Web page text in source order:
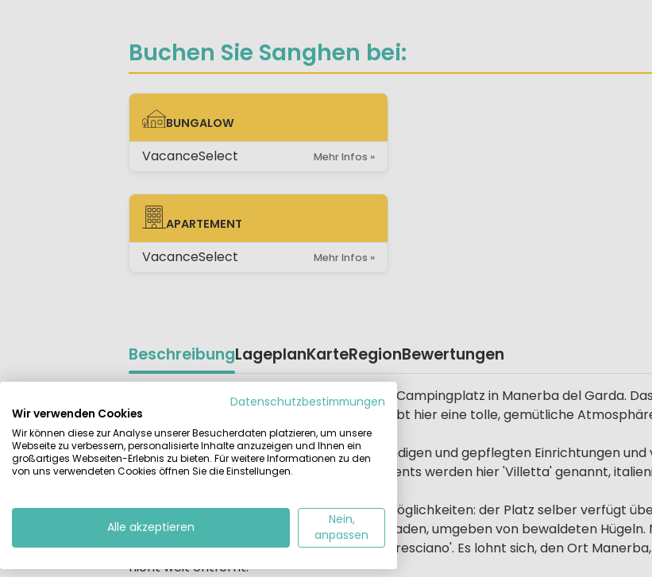
Buchen Sie Sanghen bei:
BUNGALOW
BUNGALOW
VacanceSelect Mehr Infos »
APARTEMENT
APARTEMENT
VacanceSelect Mehr Infos »
BeschreibungLageplanKarteRegionBewertungen
Beschrijving
Camping Sanghen ist ein hübscher, grüner Campingplatz in Manerba del Garda.
schönsten Abschnitte des Gardasees. Es gibt hier eine tolle, gemütliche
Der Campingplatz verfügt über die notwendigen und gepflegten Einrichtungen und
Appartements in den Villen. Die Appartements werden hier 'Villetta' genannt,
Hier finden Sie viele verschiedene Freizeitmöglichkeiten: der Platz selber verfügt
außerdem können Sie auch im Gardasee baden, umgeben von bewaldeten
Naturschutzgebiet 'Parco dell'Alto Garda Bresciano'. Es lohnt sich, den Ort
nicht weit entfernt.
Datenschutzbestimmungen
Wir verwenden Cookies
Wir können diese zur Analyse unserer Besucherdaten platzieren, um unsere
Webseite zu verbessern, personalisierte Inhalte anzuzeigen und Ihnen ein
großartiges Webseiten-Erlebnis zu bieten. Für weitere Informationen zu den
von uns verwendeten Cookies öffnen Sie die Einstellungen.
Alle akzeptieren
Nein,
anpassen